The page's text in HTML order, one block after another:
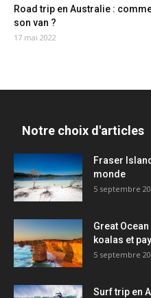
Road trip en Australie :
son van ?
17 mai 2022
Notre choix d'articles
Fraser
monde
5 septembre
Great
koalas et
5 septembre
Surf trip en